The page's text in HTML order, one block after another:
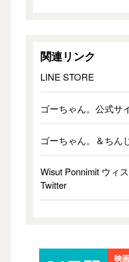
関連リンク
LINE STORE
ゴーちゃん。公式サ
ゴーちゃん。＆ち
Wisut Ponnimit ウィ
Twitter